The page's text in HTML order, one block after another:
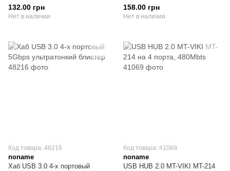
USB блистер
132.00 грн
Нет в наличии
черный блистер
158.00 грн
Нет в наличии
Код товара: 48216
noname
Хаб USB 3.0 4-х портовый
Код товара: 41069
noname
USB HUB 2.0 MT-VIKI MT-214